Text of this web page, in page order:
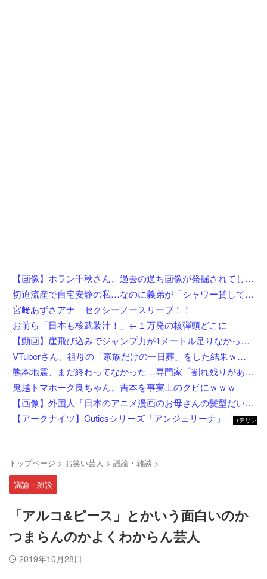
【画像】ホラン千秋さん、過去の過ち画像が発掘されてしまった結果w w w w w w w w
切迫流産で自宅安静の私…なのに義弟が「シャワー貸して」「泊めて」と嫌がらせレベルの連続突撃！夫経由で断ると私に直接LINEしてきて絶句←大人しく自宅の風呂に入れよ
宮﨑あずさアナ セクシーノースリーブ！！
お前ら「日本も核武装汁！」←１万発の核弾頭どこに
【動画】崖飛び込みでジャンプ力が1メートル足りなかった男の悲劇。
VTuberさん、祖母の「家族だけの一日葬」をした結果ｗｗｗｗｗｗｗ
熊本地震、まだ終わってなかった…専門家「割れ残りがある」「再び大地震の可能性」
鬼越トマホーク良ちゃん、吉本を事実上のクビにｗｗｗ
【画像】外国人「日本のアニメ漫画のお母さんの髪型だいたいこれだよなwwwwwwwww」←コレは分かるw w w w w w w w
【アークナイツ】Cutiesシリーズ「アンジェリーナ」「テキーラ」デフォルメフィギュア【彩色原型公開】
コテリン
トップページ > お笑い芸人 > 議論・雑談 >
議論・雑談
「アルコ&ピース」とかいう面白いのか
つまらんのかよくわからん芸人
2019年10月28日